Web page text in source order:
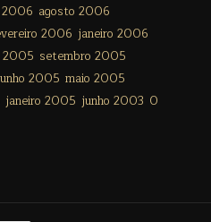
2006 agosto 2006
2006 janeiro 2006
2005 setembro 2005
2005 maio 2005
janeiro 2005 junho 2003 0